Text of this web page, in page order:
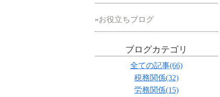
お役立ちブログ
ブログカテゴリ
全ての記事(66)
税務関係(32)
労務関係(15)